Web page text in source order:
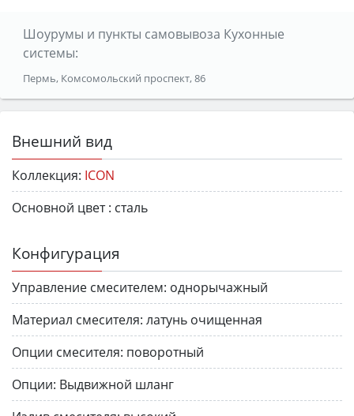
Шоурумы и пункты самовывоза Кухонные
системы:
Пермь, Комсомольский проспект, 86
Внешний вид
Коллекция: ICON
Основной цвет : сталь
Конфигурация
Управление смесителем: однорычажный
Материал смесителя: латунь очищенная
Опции смесителя: поворотный
Опции: Выдвижной шланг